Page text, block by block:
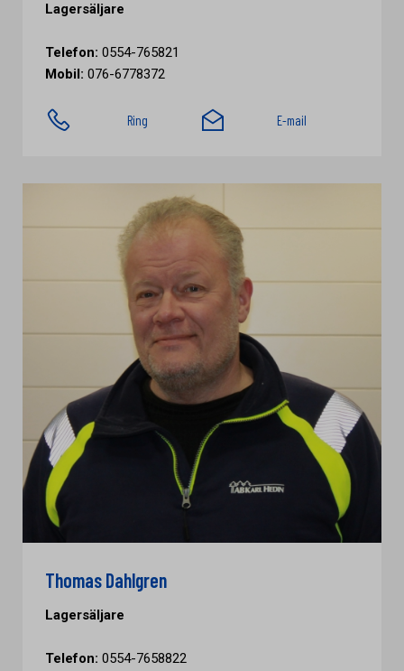
Lagersäljare
Telefon: 0554-765821
Mobil: 076-6778372
Ring E-mail
Thomas Dahlgren
Lagersäljare
Telefon: 0554-7658822